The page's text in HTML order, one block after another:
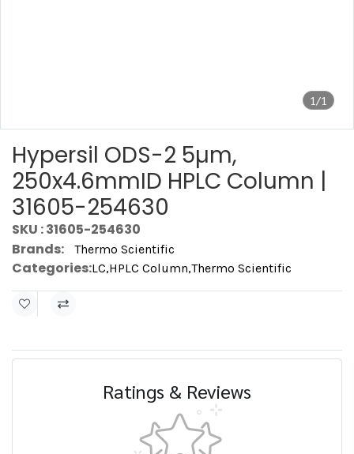
1/1
Hypersil ODS-2 5µm,
250x4.6mmID HPLC Column |
31605-254630
SKU : 31605-254630
Brands:
Thermo Scientific
Categories:LC,HPLC Column,Thermo Scientific
Ratings & Reviews